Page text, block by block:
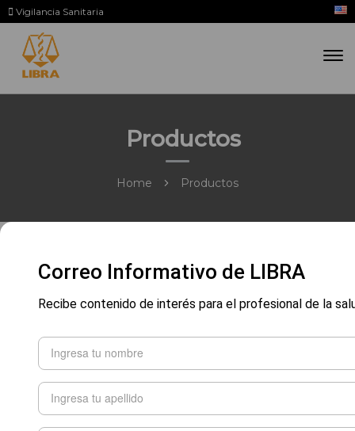
Vigilancia Sanitaria
Productos
Home Productos
Correo Informativo de LIBRA
Recibe contenido de interés para el profesional de la